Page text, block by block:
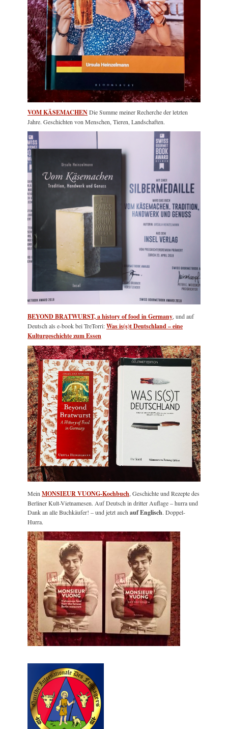
VOM KÄSEMACHENDie Summe meiner Recherche der letzten
Jahre. Geschichten von Menschen, Tieren, Landschaften.
BEYOND BRATWURST, a history of food in Germany, und auf
Deutsch als e-book bei TreTorri:Was is(s)t Deutschland – eine
Kulturgeschichte zum Essen
MeinMONSIEUR VUONG-Kochbuch, Geschichte und Rezepte des
Berliner Kult-Vietnamesen. Auf Deutsch in dritter Auflage – hurra und
Dank an alle Buchkäufer! – und jetzt auchauf Englisch. Doppel-
Hurra.